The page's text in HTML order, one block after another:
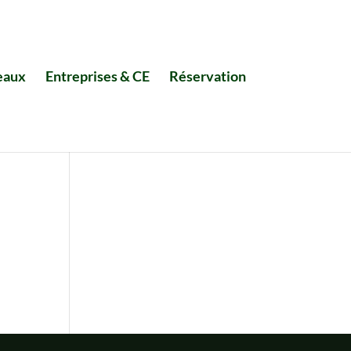
Entreprises & CE Réservation